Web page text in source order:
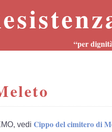
“per
vedi Cippo del cimitero di